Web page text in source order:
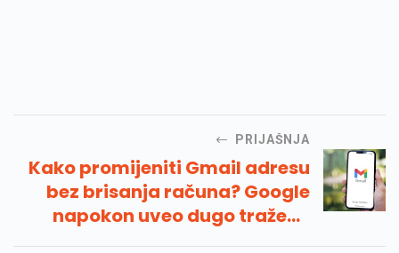
PRIJAŠNJA
Kako promijeniti Gmail adresu
bez brisanja računa? Google
napokon uveo dugo traženu
opciju